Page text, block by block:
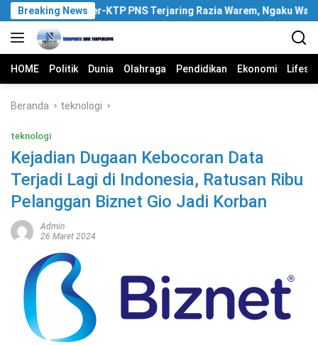
Langsung
ke
konten
Breaking News
Pria Ber-KTP PNS Terjaring Razia Warem, Ngaku Wakili
HOME Politik Dunia Olahraga Pendidikan Ekonomi
Beranda teknologi
teknologi
Kejadian Dugaan Kebocoran Data
Terjadi Lagi di Indonesia, Ratusan Ribu
Pelanggan Biznet Gio Jadi Korban
Admin
26 Maret 2024